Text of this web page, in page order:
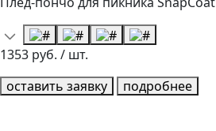
1353 руб. / шт.
оставить заявку
подробнее